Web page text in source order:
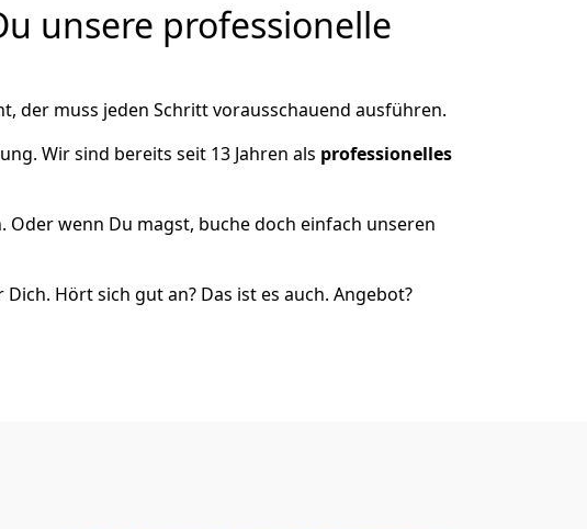
unsere professionelle
der muss jeden Schritt vorausschauend ausführen.
Wir sind bereits seit 13 Jahren als professionelles
wenn Du magst, buche doch einfach unseren
Hört sich gut an? Das ist es auch. Angebot?